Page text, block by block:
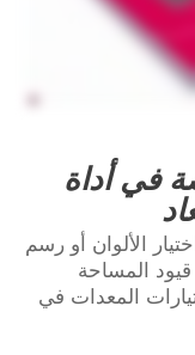
في أداة
الألوان أو رسم
المساحة
المعدات في